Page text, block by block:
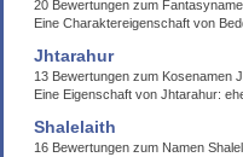
20 Bewertungen zum
Eine Charaktereigenschaft von
Jhtarahur
13 Bewertungen zum Kosenamen
Eine Eigenschaft von Jhtarahur:
Shalelaith
16 Bewertungen zum Namen